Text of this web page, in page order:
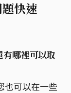
快速
有哪裡可以取
也可以在一些